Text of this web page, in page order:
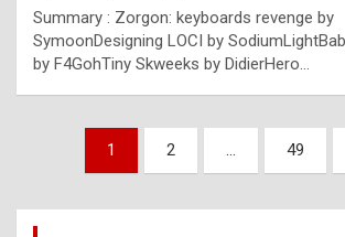
l
e
x
a
Summary : Zorgon: keyboards revenge by
SymoonDesigning LOCI by
by F4GohTiny Skweeks by DidierHero…
Pagination
publications
1 2 … 49